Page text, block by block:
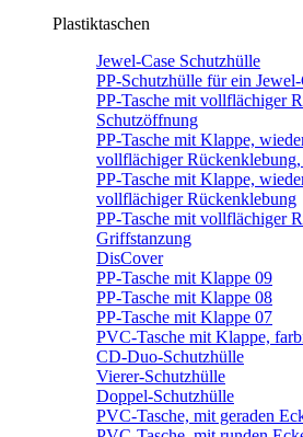
Plastiktaschen
Jewel-Case Schutzhülle
PP-Schutzhülle für ein Jewel-
PP-Tasche mit vollflächiger
Schutzöffnung
PP-Tasche mit Klappe,
vollflächiger
PP-Tasche mit Klappe,
vollflächiger Rückenklebung
PP-Tasche mit vollflächiger
Griffstanzung
DisCover
PP-Tasche mit Klappe 09
PP-Tasche mit Klappe 08
PP-Tasche mit Klappe 07
PVC-Tasche mit Klappe,
CD-Duo-Schutzhülle
Vierer-Schutzhülle
Doppel-Schutzhülle
PVC-Tasche, mit geraden